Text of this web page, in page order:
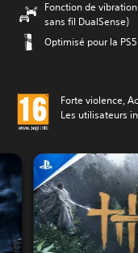
Fonction de
sans fil DualSense)
Optimisé pour la
Forte violence,
Les utilisateurs